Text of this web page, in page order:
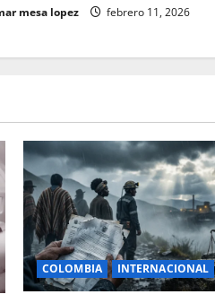
mesa lopez
febrero 11, 2026
COLOMBIA INTERNACIONAL